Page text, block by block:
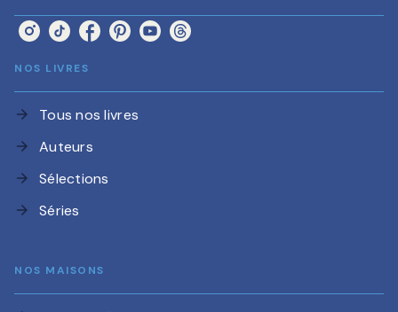
NOS LIVRES
arrow_forward Tous nos livres
arrow_forward Auteurs
arrow_forward Sélections
arrow_forward Séries
NOS MAISONS